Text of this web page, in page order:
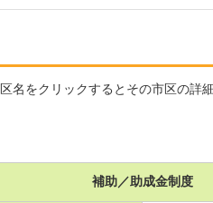
名をクリックするとその市区の詳
補助／助成金制度